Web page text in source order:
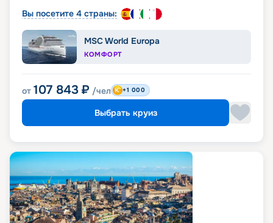
Вы посетите 4 страны:
MSC World Europa
КОМФОРТ
от 107 843 ₽ /чел +1 000
Выбрать круиз